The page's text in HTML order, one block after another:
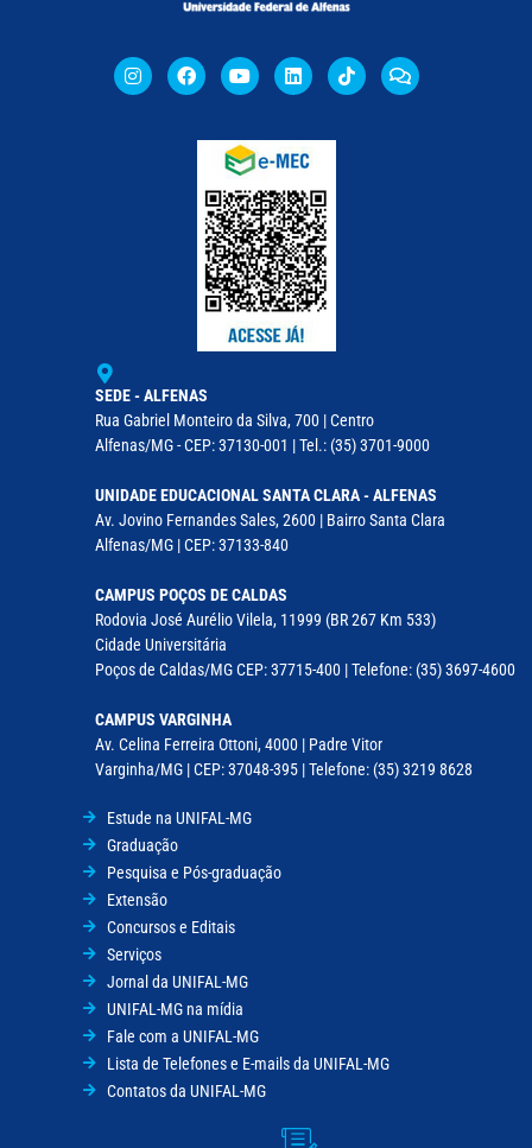
SEDE - ALFENAS
Rua Gabriel Monteiro da Silva, 700 | Centro
Alfenas/MG - CEP: 37130-001 | Tel.: (35) 3701-9000
UNIDADE EDUCACIONAL SANTA CLARA - ALFENAS
Av. Jovino Fernandes Sales, 2600 | Bairro Santa Clara
Alfenas/MG | CEP: 37133-840
CAMPUS POÇOS DE CALDAS
Rodovia José Aurélio Vilela, 11999 (BR 267 Km 533)
Cidade Universitária
Poços de Caldas/MG CEP: 37715-400 | Telefone: (35) 3697-4600
CAMPUS VARGINHA
Av. Celina Ferreira Ottoni, 4000 | Padre Vitor
Varginha/MG | CEP: 37048-395 | Telefone: (35) 3219 8628
Estude na UNIFAL-MG
Graduação
Pesquisa e Pós-graduação
Extensão
Concursos e Editais
Serviços
Jornal da UNIFAL-MG
UNIFAL-MG na mídia
Fale com a UNIFAL-MG
Lista de Telefones e E-mails da UNIFAL-MG
Contatos da UNIFAL-MG